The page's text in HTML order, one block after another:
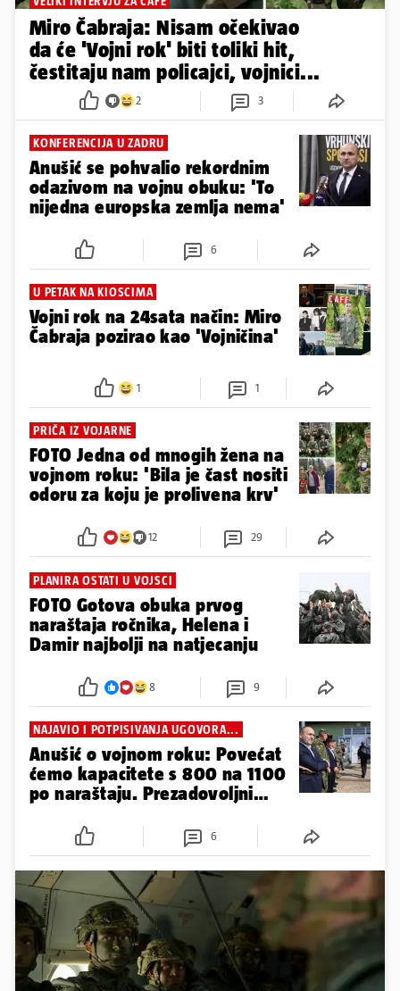
Miro Čabraja: Nisam očekivao
da će 'Vojni rok' biti toliki hit,
čestitaju nam policajci, vojnici...
2 3
KONFERENCIJA U ZADRU
Anušić se pohvalio rekordnim
odazivom na vojnu obuku: 'To
nijedna europska zemlja nema'
6
U PETAK NA KIOSCIMA
Vojni rok na 24sata način: Miro
Čabraja pozirao kao 'Vojničina'
1 1
PRIČA IZ VOJARNE
FOTO Jedna od mnogih žena na
vojnom roku: 'Bila je čast nositi
odoru za koju je prolivena krv'
12 29
PLANIRA OSTATI U VOJSCI
FOTO Gotova obuka prvog
naraštaja ročnika, Helena i
Damir najbolji na natjecanju
8 9
NAJAVIO I POTPISIVANJA UGOVORA...
Anušić o vojnom roku: Povećat
ćemo kapacitete s 800 na 1100
po naraštaju. Prezadovoljni
6